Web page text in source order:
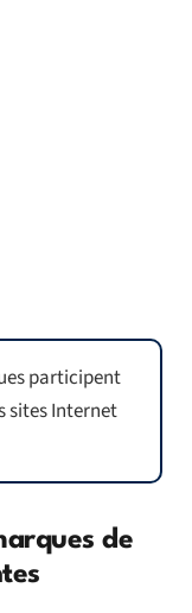
participent
sites Internet
de